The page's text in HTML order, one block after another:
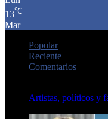
13℃
Mar
Popular
Reciente
Comentarios
Artistas, políticos y